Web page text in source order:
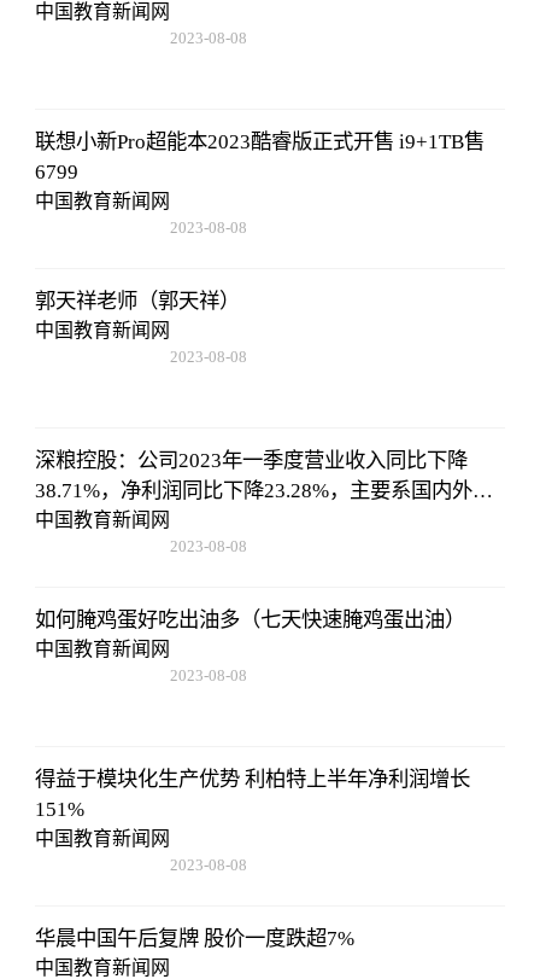
中国教育新闻网
2023-08-08
联想小新Pro超能本2023酷睿版正式开售 i9+1TB售
6799
中国教育新闻网
2023-08-08
郭天祥老师（郭天祥）
中国教育新闻网
2023-08-08
深粮控股：公司2023年一季度营业收入同比下降
38.71%，净利润同比下降23.28%，主要系国内外粮
油大宗商品价格下降，粮油需求端低迷，公司报告
期内粮油贸易量同比下降，营业收入减少
中国教育新闻网
2023-08-08
如何腌鸡蛋好吃出油多（七天快速腌鸡蛋出油）
中国教育新闻网
2023-08-08
得益于模块化生产优势 利柏特上半年净利润增长
151%
中国教育新闻网
2023-08-08
华晨中国午后复牌 股价一度跌超7%
中国教育新闻网